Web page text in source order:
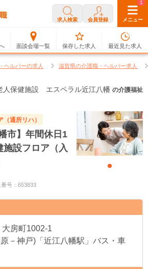
求人検索 会員登録 メニュー
面談会場一覧
0
保存した求人
1
最近見た求人
ヘルパーの求人 滋賀県の介護職・ヘルパー求人
保健施設 エスペラル近江八幡 の介護福祉
（通所リハ）
市】年間休日1
施設フロア（入
号：653833
房町1002-1
原－神戸)「近江八幡駅」バス・車